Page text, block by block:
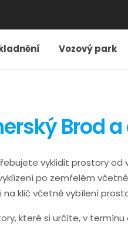
Vozový park
Brod
vyklidit prostory
po zemřelém
klič včetně vybílení
které si určíte, v